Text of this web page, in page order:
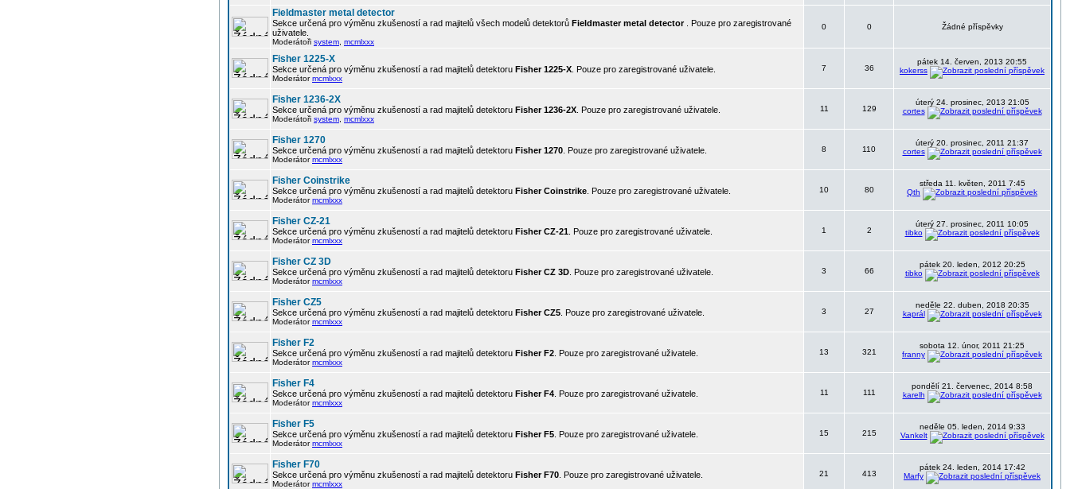
Fieldmaster metal detector
Sekce určená pro výměnu zkušeností a rad majitelů všech modelů detektorů Fieldmaster metal detector. Pouze pro zaregistrované
uživatele.
Moderátoři system mcmlxxx
0 0 Žádné příspěvky
Fisher 1225-X
Sekce určená pro výměnu zkušeností a rad majitelů detektoru Fisher 1225-X . Pouze pro zaregistrované uživatele.
Moderátormcmlxxx
7 36
pátek 14. červen, 2013 20:55
kokerss
Fisher 1236-2X
Sekce určená pro výměnu zkušeností a rad majitelů detektoru Fisher 1236-2X . Pouze pro zaregistrované uživatele.
Moderátoři system mcmlxxx
11 129
úterý 24. prosinec, 2013 21:05
cortes
Fisher 1270
Sekce určená pro výměnu zkušeností a rad majitelů detektoru Fisher 1270 . Pouze pro zaregistrované uživatele.
Moderátormcmlxxx
8 110
úterý 20. prosinec, 2011 21:37
cortes
Fisher Coinstrike
Sekce určená pro výměnu zkušeností a rad majitelů detektoru Fisher Coinstrike . Pouze pro zaregistrované uživatele.
Moderátormcmlxxx
10 80
středa 11. květen, 2011 7:45
Qth
Fisher CZ-21
Sekce určená pro výměnu zkušeností a rad majitelů detektoru Fisher CZ-21 . Pouze pro zaregistrované uživatele.
Moderátormcmlxxx
1 2
úterý 27. prosinec, 2011 10:05
tibko
Fisher CZ 3D
Sekce určená pro výměnu zkušeností a rad majitelů detektoru Fisher CZ 3D . Pouze pro zaregistrované uživatele.
Moderátormcmlxxx
3 66
pátek 20. leden, 2012 20:25
tibko
Fisher CZ5
Sekce určená pro výměnu zkušeností a rad majitelů detektoru Fisher CZ5 . Pouze pro zaregistrované uživatele.
Moderátormcmlxxx
3 27
neděle 22. duben, 2018 20:35
kaprál
Fisher F2
Sekce určená pro výměnu zkušeností a rad majitelů detektoru Fisher F2 . Pouze pro zaregistrované uživatele.
Moderátormcmlxxx
13 321
sobota 12. únor, 2011 21:25
franny
Fisher F4
Sekce určená pro výměnu zkušeností a rad majitelů detektoru Fisher F4 . Pouze pro zaregistrované uživatele.
Moderátormcmlxxx
11 111
pondělí 21. červenec, 2014 8:58
karelh
Fisher F5
Sekce určená pro výměnu zkušeností a rad majitelů detektoru Fisher F5 . Pouze pro zaregistrované uživatele.
Moderátormcmlxxx
15 215
neděle 05. leden, 2014 9:33
Vankelt
Fisher F70
Sekce určená pro výměnu zkušeností a rad majitelů detektoru Fisher F70 . Pouze pro zaregistrované uživatele.
Moderátormcmlxxx
21 413
pátek 24. leden, 2014 17:42
Marfy